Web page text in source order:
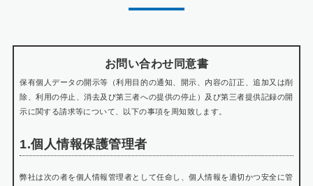
お問い合わせ同意書
保有個人データの開示等（利用目的の通知、開示、内容の訂正、追加又は削
除、利用の停止、消去及び第三者への提供の停止）及び第三者提供記録の開
示に関する請求等について、以下の事項を周知致します。
1.個人情報保護管理者
弊社は次の者を個人情報管理者として任命し、個人情報を適切かつ安全に管